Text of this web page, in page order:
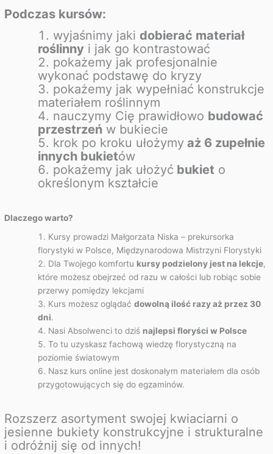
Podczas kursów:
wyjaśnimy jaki dobierać materiał
roślinny i jak go kontrastować
pokażemy jak profesjonalnie
wykonać podstawę do kryzy
pokażemy jak wypełniać konstrukcje
materiałem roślinnym
nauczymy Cię prawidłowo budować
przestrzeń w bukiecie
krok po kroku ułożymy aż 6 zupełnie
innych bukietów
pokażemy jak ułożyć bukiet o
określonym kształcie
Dlaczego warto?
Kursy prowadzi Małgorzata Niska – prekursorka
florystyki w Polsce, Międzynarodowa Mistrzyni Florystyki
Dla Twojego komfortu kursy podzielony jest na lekcje,
które możesz obejrzeć od razu w całości lub robiąc sobie
przerwy pomiędzy lekcjami
Kurs możesz oglądaćdowolną ilość razy aż przez 30
dni.
Nasi Absolwenci to dziś najlepsi floryści w Polsce
To tu uzyskasz fachową wiedzę florystyczną na
poziomie światowym
Nasz kurs online jest doskonałym materiałem dla osób
przygotowujących się do egzaminów.
Rozszerz asortyment swojej kwiaciarni o
jesienne bukiety konstrukcyjne i strukturalne
i odróżnij się od innych!